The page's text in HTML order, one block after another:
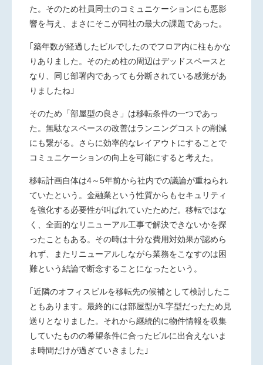
た。そのため社員同士のコミュニケーションにも悪影
響を与え、まさにそこが同社の最大の課題であった。
｢築年数が経過したビルでしたのでフロア内に柱もかな
りありました。そのため柱の周辺はデッドスペースと
なり、同じ部署内であっても分断されている感覚があ
りましたね｣
そのため「部屋型の良さ」は移転条件の一つであっ
た。無駄なスペースの改善はランニングコストの削減
にも繋がる。さらに効率的なレイアウトにすることで
コミュニケーションの向上を可能にすると考えた。
移転計画自体は4～5年前から社内での議論が重ねられ
ていたという。金融業という性質からもセキュリティ
を強化する必要性が叫ばれていたためだ。移転ではな
く、全面的なリニューアル工事で解決できないかを探
ったこともある。その時は十分な費用対効果が認めら
れず、またリニューアルしながら業務をこなすのは困
難という結論で断念することになったという。
｢近隣のオフィスビルを移転先の候補として検討したこ
ともあります。最終的には部屋型がL字型だったため見
送りとなりました。それから継続的に物件情報を収集
していたものの希望条件に合ったビルに出合えないま
ま時間だけが過ぎていきました｣